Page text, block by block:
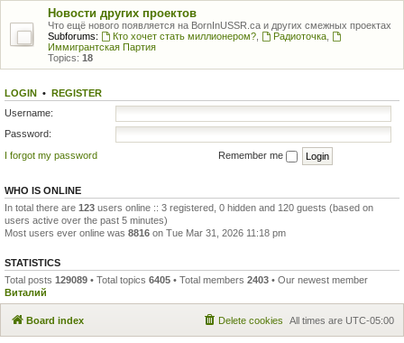
Новости других проектов
Что ещё нового появляется на BornInUSSR.ca и других смежных проектах
Subforums:
Кто хочет стать миллионером?, Радиоточка,
Иммигрантская Партия
Topics: 18
LOGIN • REGISTER
Username:
Password:
I forgot my password
Remember me
WHO IS ONLINE
In total there are 123 users online :: 3 registered, 0 hidden and 120 guests (based on
users active over the past 5 minutes)
Most users ever online was 8816 on Tue Mar 31, 2026 11:18 pm
STATISTICS
Total posts 129089 • Total topics 6405 • Total members 2403 • Our newest member
Виталий
Board index All times are UTC-05:00
Delete cookies